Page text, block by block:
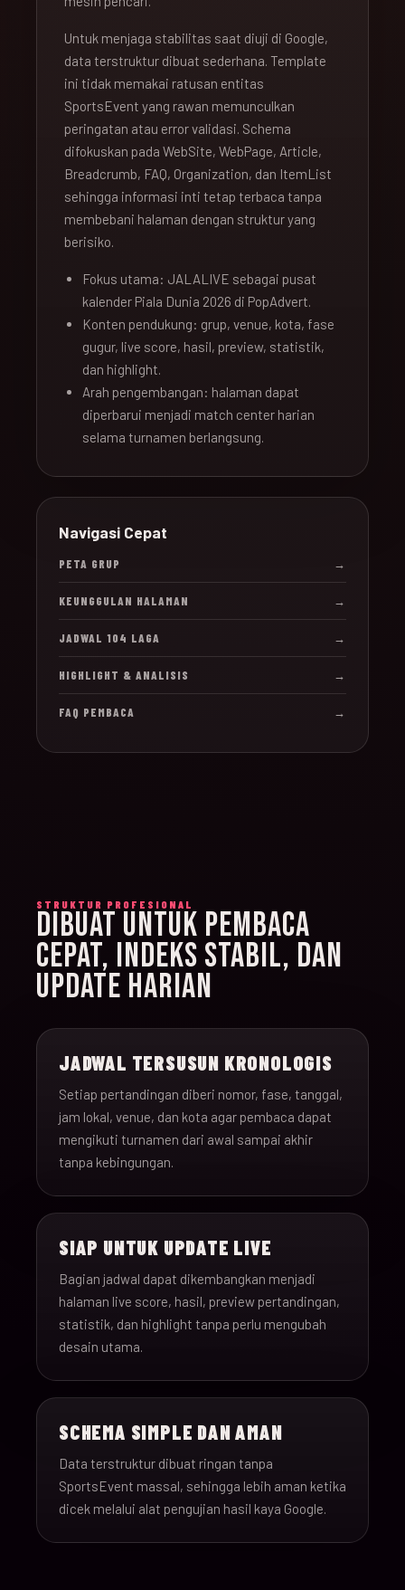
Untuk menjaga stabilitas saat diuji di Google,
data terstruktur dibuat sederhana. Template
ini tidak memakai ratusan entitas
SportsEvent yang rawan memunculkan
peringatan atau error validasi. Schema
difokuskan pada WebSite, WebPage, Article,
Breadcrumb, FAQ, Organization, dan ItemList
sehingga informasi inti tetap terbaca tanpa
membebani halaman dengan struktur yang
berisiko.
Fokus utama: JALALIVE sebagai pusat
kalender Piala Dunia 2026 di PopAdvert.
Konten pendukung: grup, venue, kota, fase
gugur, live score, hasil, preview, statistik,
dan highlight.
Arah pengembangan: halaman dapat
diperbarui menjadi match center harian
selama turnamen berlangsung.
Navigasi Cepat
PETA GRUP →
KEUNGGULAN HALAMAN →
JADWAL 104 LAGA →
HIGHLIGHT & ANALISIS →
FAQ PEMBACA →
STRUKTUR PROFESIONAL
DIBUAT UNTUK PEMBACA
CEPAT, INDEKS STABIL, DAN
UPDATE HARIAN
JADWAL TERSUSUN KRONOLOGIS
Setiap pertandingan diberi nomor, fase, tanggal,
jam lokal, venue, dan kota agar pembaca dapat
mengikuti turnamen dari awal sampai akhir
tanpa kebingungan.
SIAP UNTUK UPDATE LIVE
Bagian jadwal dapat dikembangkan menjadi
halaman live score, hasil, preview pertandingan,
statistik, dan highlight tanpa perlu mengubah
desain utama.
SCHEMA SIMPLE DAN AMAN
Data terstruktur dibuat ringan tanpa
SportsEvent massal, sehingga lebih aman ketika
dicek melalui alat pengujian hasil kaya Google.